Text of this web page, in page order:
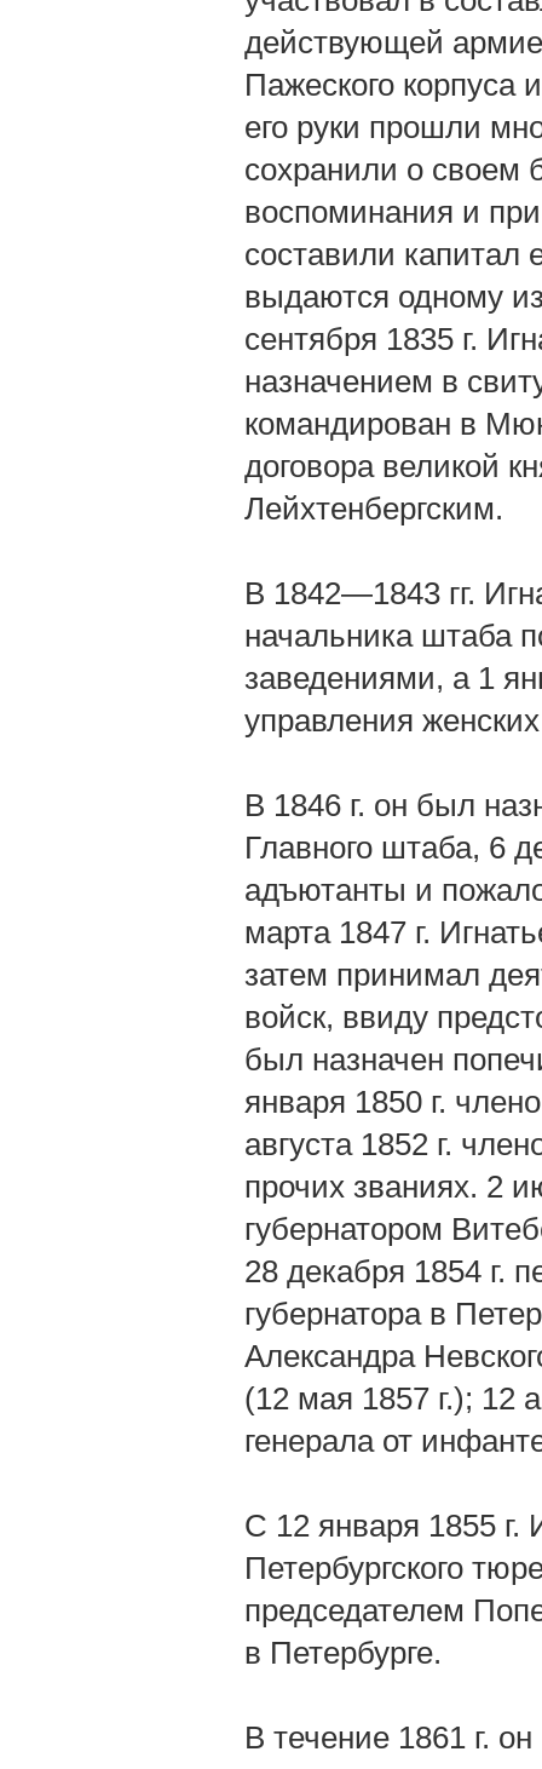
действующей
Пажеского корпуса
его руки прошли
сохранили о
воспоминания и
составили капитал
выдаются одному
сентября 1835 г.
назначением в
командирован в
договора великой
Лейхтенбергским.
В 1842—1843 гг.
начальника штаба
заведениями, а 1
управления
В 1846 г. он был
Главного штаба, 6
адъютанты и
марта 1847 г.
затем принимал
войск, ввиду
был назначен
января 1850 г.
августа 1852 г.
прочих званиях. 2
губернатором
28 декабря 1854 г.
губернатора в
Александра
(12 мая 1857 г.); 12
генерала от
С 12 января 1855 г.
Петербургского
председателем
в Петербурге.
В течение 1861 г.